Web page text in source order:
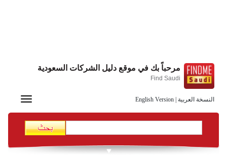
النسخة العربية English Version
مرحباً بك في موقع دليل الشركات السعودية
Find Saudi
Toggle